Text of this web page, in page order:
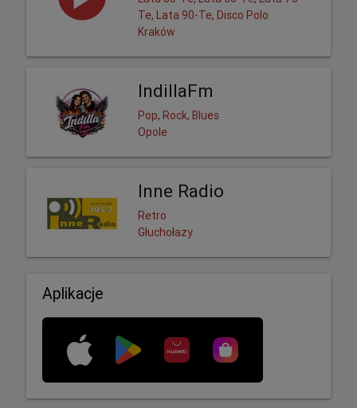
Te, Lata 90-Te, Disco Polo
Kraków
IndillaFm
Pop, Rock, Blues
Opole
Inne Radio
Retro
Głuchołazy
Aplikacje